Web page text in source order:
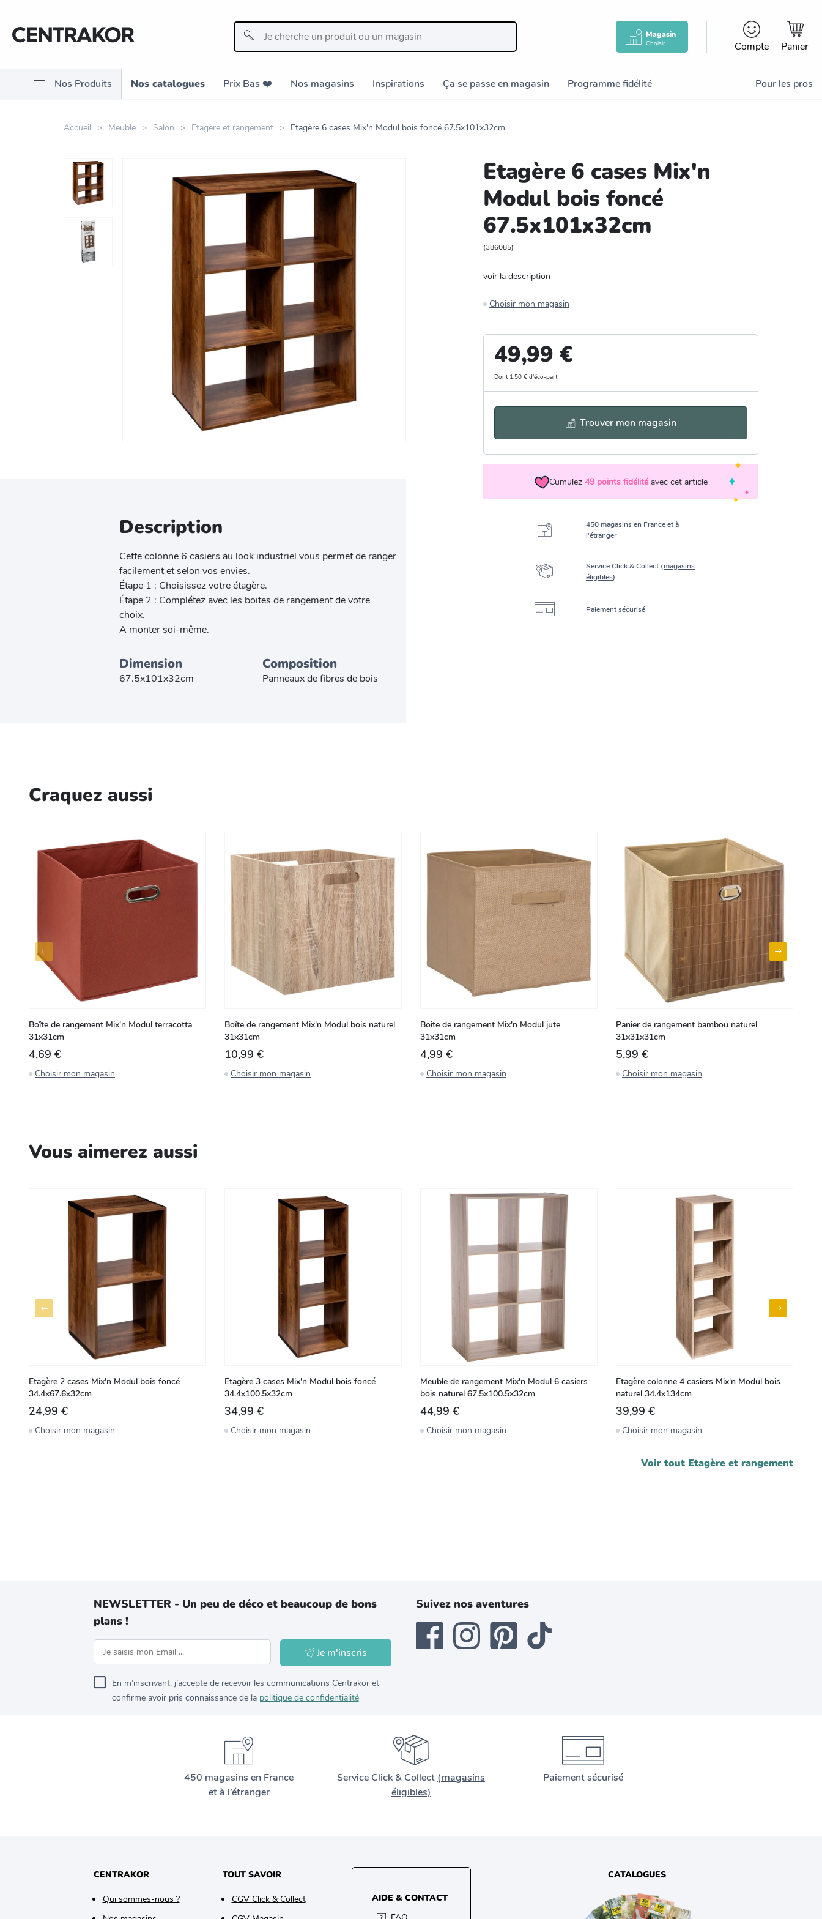
Magasin
Choisir Compte Panier
Nos Produits Nos catalogues Prix Bas ❤️️ Nos magasins Inspirations Ça se passe en magasin Programme fidélité Pour les pros
Accueil Meuble Salon Etagère et rangement Etagère 6 cases Mix'n Modul bois foncé 67.5x101x32cm
Description
Cette colonne 6 casiers au look industriel vous permet de ranger
facilement et selon vos envies.
Étape 1 : Choisissez votre étagère.
Étape 2 : Complétez avec les boites de rangement de votre
choix.
A monter soi-même.
Dimension
67.5x101x32cm
Composition
Panneaux de fibres de bois
Etagère 6 cases Mix'n
Modul bois foncé
67.5x101x32cm
(386085)
voir la description
Choisir mon magasin
49,99 €
Dont 1,50 € d'éco-part
Trouver mon magasin
Cumulez 49 points fidélité avec cet article
450 magasins en France et à
l’étranger
Service Click & Collect (magasins
éligibles)
Paiement sécurisé
Craquez aussi
Boîte de rangement Mix'n Modul terracotta
31x31cm
4,69 €
Choisir mon magasin
Boîte de rangement Mix'n Modul bois naturel
31x31cm
10,99 €
Choisir mon magasin
Boite de rangement Mix'n Modul jute
31x31cm
4,99 €
Choisir mon magasin
Panier de rangement bambou naturel
31x31x31cm
5,99 €
Choisir mon magasin
Vous aimerez aussi
Etagère 2 cases Mix'n Modul bois foncé
34.4x67.6x32cm
24,99 €
Choisir mon magasin
Etagère 3 cases Mix'n Modul bois foncé
34.4x100.5x32cm
34,99 €
Choisir mon magasin
Meuble de rangement Mix'n Modul 6 casiers
bois naturel 67.5x100.5x32cm
44,99 €
Choisir mon magasin
Etagère colonne 4 casiers Mix'n Modul bois
naturel 34.4x134cm
39,99 €
Choisir mon magasin
Voir tout Etagère et rangement
NEWSLETTER - Un peu de déco et beaucoup de bons
plans !
Je m'inscris
En m’inscrivant, j’accepte de recevoir les communications Centrakor et
confirme avoir pris connaissance de la politique de confidentialité
Suivez nos aventures
450 magasins en France
et à l’étranger
Service Click & Collect (magasins
éligibles)
Paiement sécurisé
CENTRAKOR
Qui sommes-nous ?
TOUT SAVOIR
CGV Click & Collect
AIDE & CONTACT
CATALOGUES